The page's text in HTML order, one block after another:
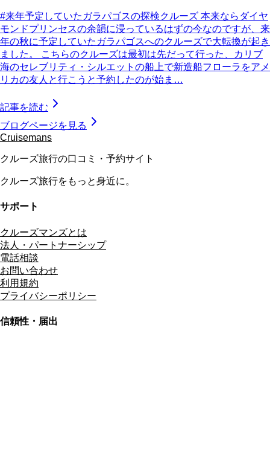
#来年予定していたガラパゴスの探検クルーズ 本来ならダイヤ
モンドプリンセスの余韻に浸っているはずの今なのですが、来
年の秋に予定していたガラパゴスへのクルーズで大転換が起き
ました。 こちらのクルーズは最初は先だって行った、カリブ
海のセレブリティ・シルエットの船上で新造船フローラをアメ
リカの友人と行こうと予約したのが始ま…
記事を読む
ブログページを見る
Cruisemans
クルーズ旅行の口コミ・予約サイト
クルーズ旅行をもっと身近に。
サポート
クルーズマンズとは
法人・パートナーシップ
電話相談
お問い合わせ
利用規約
プライバシーポリシー
信頼性・届出